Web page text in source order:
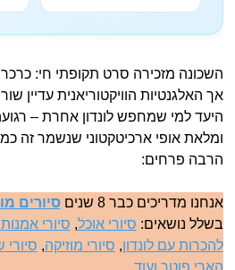
השכונה מזכירה סרט תקופתי חי:
אך האלגנטיות הוויקטוריאנית עדיין
היעד למי שמחפש לונדון אחרת –
ומלאת אופי ארכיטקטוני שנשמר זה
הרבה פרחים:
אנחנו מדריכים כבר 8 שנים
סיורים
בשלל נושאים: סיורי אוכל, סיורי
להכרות עם לונדון, סיורי מוזיקה, סיורי
הארי פוטר ועוד...